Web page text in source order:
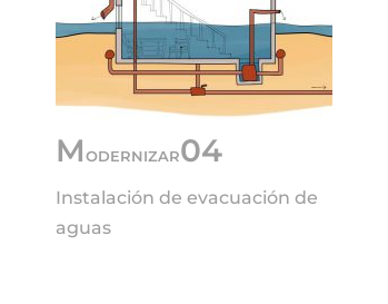
MODERNIZAR04
Instalación de evacuación de
aguas